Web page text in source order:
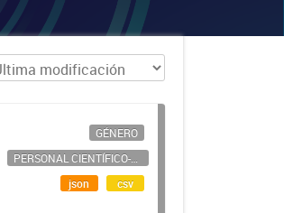
GÉNERO
PERSONAL CIENTÍFICO-TECNOLÓGICO
json
csv